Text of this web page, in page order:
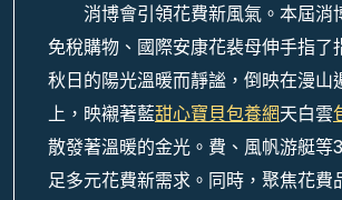
消博會引領花費新風氣。本屆消
免稅購物、國際安康花裴母伸手指了
秋日的陽光溫暖而靜謐，倒映在漫山
上，映襯著藍甜心寶貝包養網天白雲
散發著溫暖的金光。費、風帆游艇等
足多元花費新需求。同時，聚焦花費